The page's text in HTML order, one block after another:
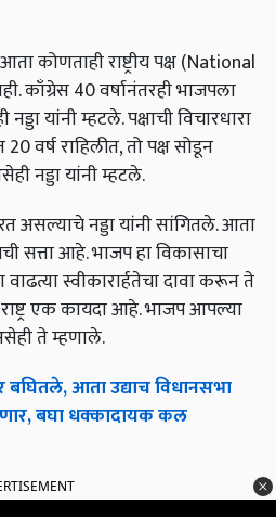
कोणताही राष्ट्रीय पक्ष (National
काँग्रेस 40 वर्षानंतरही भाजपला
यांनी म्हटले. पक्षाची विचारधारा
वर्ष राहिलीत, तो पक्ष सोडून
नड्डा यांनी म्हटले.
असल्याचे नड्डा यांनी सांगितले. आता
सत्ता आहे. भाजप हा विकासाचा
स्वीकारार्हतेचा दावा करून ते
एक कायदा आहे. भाजप आपल्या
ते म्हणाले.
आता उद्याच विधानसभा
बघा धक्कादायक कल